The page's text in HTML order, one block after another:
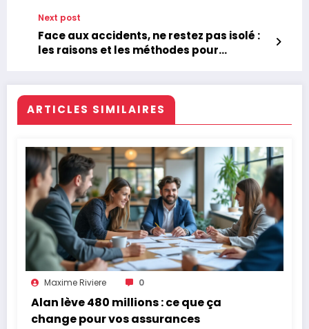
Next post
Face aux accidents, ne restez pas isolé :
les raisons et les méthodes pour
ARTICLES SIMILAIRES
Maxime Riviere 0
Alan lève 480 millions : ce que ça
change pour vos assurances